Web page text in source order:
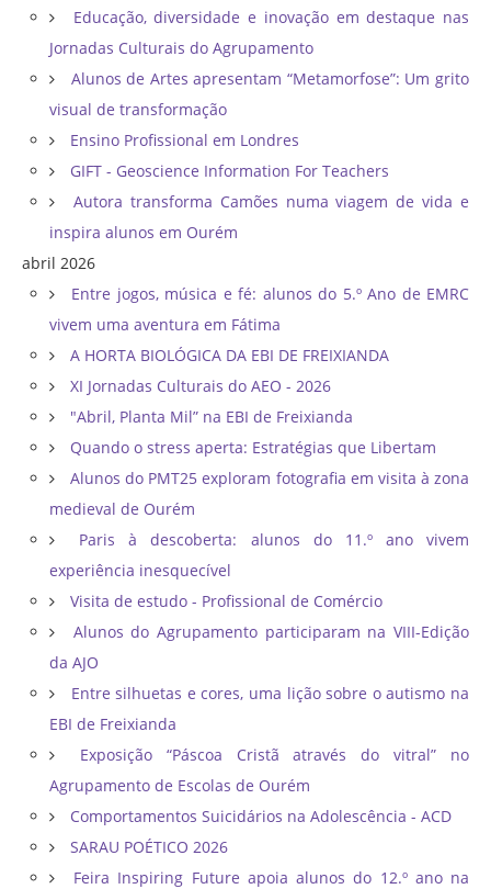
Educação, diversidade e inovação em destaque nas
Jornadas Culturais do Agrupamento
Alunos de Artes apresentam “Metamorfose”: Um grito
visual de transformação
Ensino Profissional em Londres
GIFT - Geoscience Information For Teachers
Autora transforma Camões numa viagem de vida e
inspira alunos em Ourém
abril 2026
Entre jogos, música e fé: alunos do 5.º Ano de EMRC
vivem uma aventura em Fátima
A HORTA BIOLÓGICA DA EBI DE FREIXIANDA
XI Jornadas Culturais do AEO - 2026
"Abril, Planta Mil” na EBI de Freixianda
Quando o stress aperta: Estratégias que Libertam
Alunos do PMT25 exploram fotografia em visita à zona
medieval de Ourém
Paris à descoberta: alunos do 11.º ano vivem
experiência inesquecível
Visita de estudo - Profissional de Comércio
Alunos do Agrupamento participaram na VIII-Edição
da AJO
Entre silhuetas e cores, uma lição sobre o autismo na
EBI de Freixianda
Exposição “Páscoa Cristã através do vitral” no
Agrupamento de Escolas de Ourém
Comportamentos Suicidários na Adolescência - ACD
SARAU POÉTICO 2026
Feira Inspiring Future apoia alunos do 12.º ano na